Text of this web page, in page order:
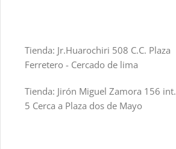
Tienda: Jr.Huarochiri 508 C.C. Plaza
Ferretero - Cercado de lima
Tienda: Jirón Miguel Zamora 156 int.
5 Cerca a Plaza dos de Mayo